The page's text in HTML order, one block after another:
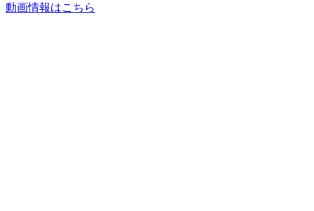
動画情報はこちら